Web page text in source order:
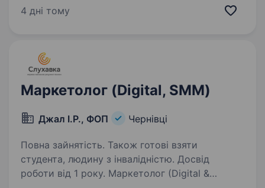
та простори для комфортного життя. Ми
4 дні тому
Маркетолог (Digital, SMM)
Джал І.Р., ФОП Чернівці
Повна зайнятість. Також готові взяти
студента, людину з інвалідністю. Досвід
роботи від 1 року. Маркетолог (Digital &